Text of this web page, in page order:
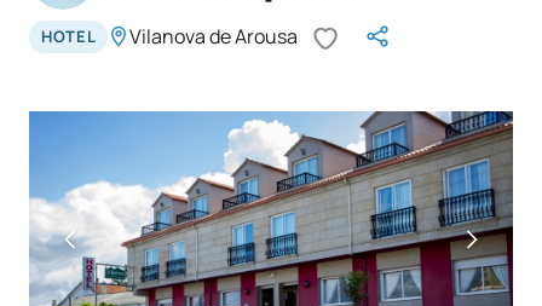
HOTEL Vilanova de Arousa